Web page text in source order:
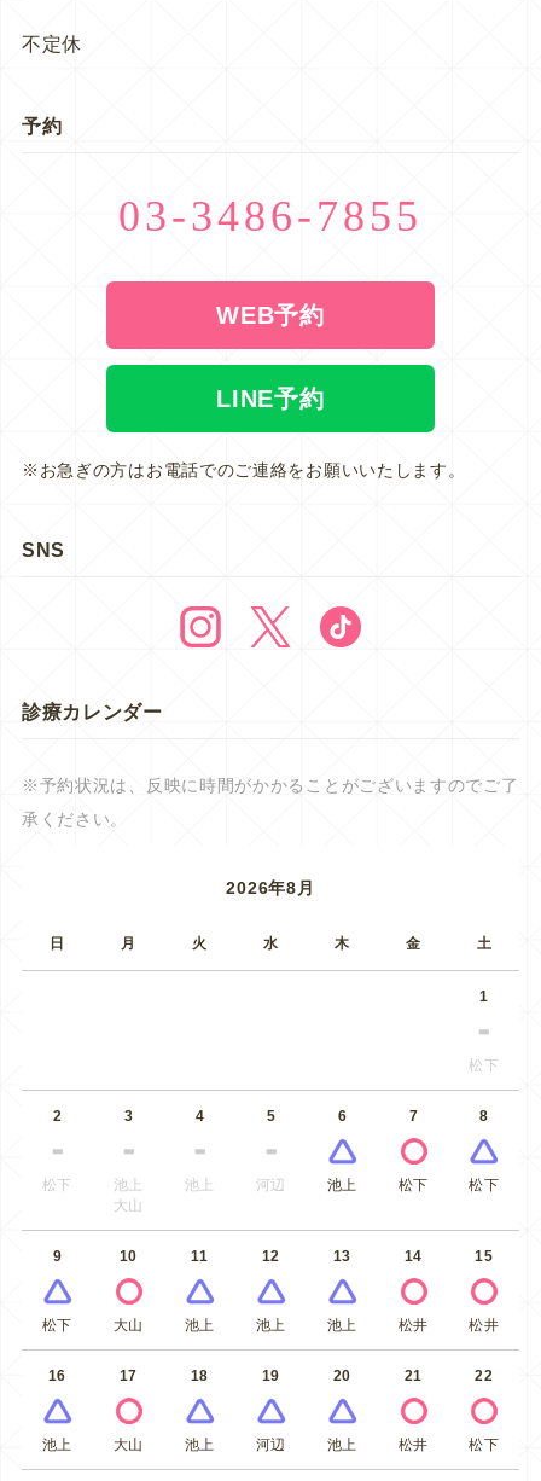
不定休
予約
03-3486-7855
WEB予約
LINE予約
※お急ぎの方はお電話でのご連絡をお願いいたします。
SNS
診療カレンダー
※予約状況は、反映に時間がかかることがございますのでご了
承ください。
2026年8月
日 月 火 水 木 金 土
1
松下
2
松下
3
池上
大山
4
池上
5
河辺
6
池上
7
松下
8
松下
9
松下
10
大山
11
池上
12
池上
13
池上
14
松井
15
松井
16
池上
17
大山
18
池上
19
河辺
20
池上
21
松井
22
松下